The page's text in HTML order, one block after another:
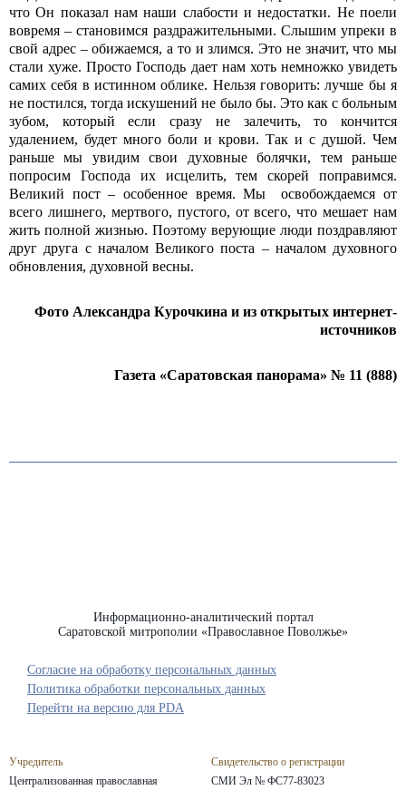
что Он показал нам наши слабости и недостатки. Не поели
вовремя – становимся раздражительными. Слышим упреки в
свой адрес – обижаемся, а то и злимся. Это не значит, что мы
стали хуже. Просто Господь дает нам хоть немножко увидеть
самих себя в истинном облике. Нельзя говорить: лучше бы я
не постился, тогда искушений не было бы. Это как с больным
зубом, который если сразу не залечить, то кончится
удалением, будет много боли и крови. Так и с душой. Чем
раньше мы увидим свои духовные болячки, тем раньше
попросим Господа их исцелить, тем скорей поправимся.
Великий пост – особенное время. Мы освобождаемся от
всего лишнего, мертвого, пустого, от всего, что мешает нам
жить полной жизнью. Поэтому верующие люди поздравляют
друг друга с началом Великого поста – началом духовного
обновления, духовной весны.
Фото Александра Курочкина и из открытых интернет-
источников
Газета «Саратовская панорама» № 11 (888)
Информационно-аналитический портал
Саратовской митрополии «Православное Поволжье»
Учредитель
Централизованная православная
Свидетельство о регистрации
СМИ Эл № ФС77-83023
Согласие на обработку персональных данных
Политика обработки персональных данных
Перейти на версию для PDA